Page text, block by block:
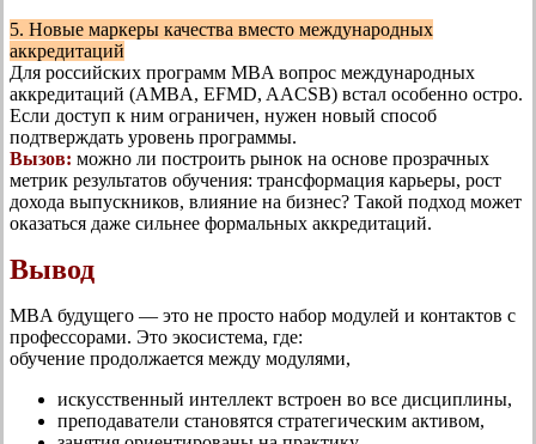
5. Новые маркеры качества вместо международных
аккредитаций
Для российских программ MBA вопрос международных
аккредитаций (AMBA, EFMD, AACSB) встал особенно остро.
Если доступ к ним ограничен, нужен новый способ
подтверждать уровень программы.
Вызов: можно ли построить рынок на основе прозрачных
метрик результатов обучения: трансформация карьеры, рост
дохода выпускников, влияние на бизнес? Такой подход может
оказаться даже сильнее формальных аккредитаций.
Вывод
MBA будущего — это не просто набор модулей и контактов с
профессорами. Это экосистема, где:
обучение продолжается между модулями,
искусственный интеллект встроен во все дисциплины,
преподаватели становятся стратегическим активом,